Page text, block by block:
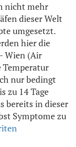
nicht mehr
dieser Welt
umgesetzt.
hier die
Wien (Air
Temperatur
nur bedingt
zu 14 Tage
bereits in dieser
Symptome zu